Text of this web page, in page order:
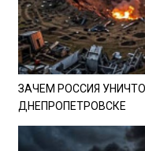
ЗАЧЕМ РОССИЯ
ДНЕПРОПЕТРОВСКЕ